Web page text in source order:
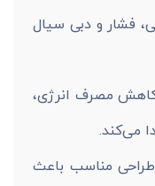
فشار و دبی سیال
کاهش مصرف انرژی،
می‌کند.
طراحی مناسب باعث